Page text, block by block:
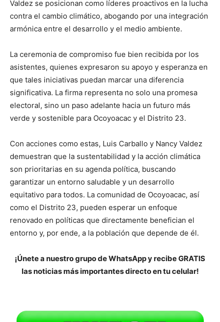
Valdez se posicionan como líderes proactivos en la lucha
contra el cambio climático, abogando por una integración
armónica entre el desarrollo y el medio ambiente.
La ceremonia de compromiso fue bien recibida por los
asistentes, quienes expresaron su apoyo y esperanza en
que tales iniciativas puedan marcar una diferencia
significativa. La firma representa no solo una promesa
electoral, sino un paso adelante hacia un futuro más
verde y sostenible para Ocoyoacac y el Distrito 23.
Con acciones como estas, Luis Carballo y Nancy Valdez
demuestran que la sustentabilidad y la acción climática
son prioritarias en su agenda política, buscando
garantizar un entorno saludable y un desarrollo
equitativo para todos. La comunidad de Ocoyoacac, así
como el Distrito 23, pueden esperar un enfoque
renovado en políticas que directamente benefician el
entorno y, por ende, a la población que depende de él.
¡Únete a nuestro grupo de WhatsApp y recibe GRATIS
las noticias más importantes directo en tu celular!